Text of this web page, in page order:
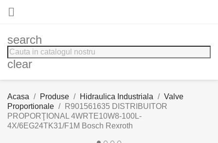

search
clear
Acasa Produse Hidraulica Industriala
Valve
Proportionale
R901561635 DISTRIBUITOR
PROPORŢIONAL 4WRTE10W8-100L-
4X/6EG24TK31/F1M Bosch Rexroth